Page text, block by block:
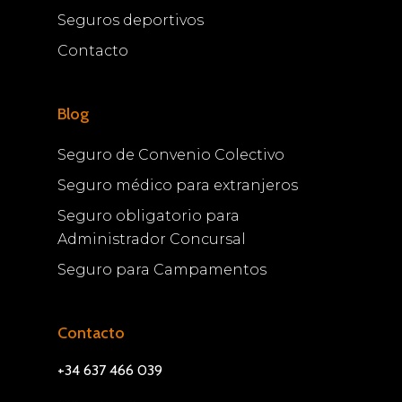
Seguros deportivos
Contacto
Blog
Seguro de Convenio Colectivo
Seguro médico para extranjeros
Seguro obligatorio para
Administrador Concursal
Seguro para Campamentos
Contacto
+34 637 466 039